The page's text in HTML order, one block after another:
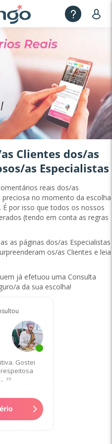
Clientes dos/as
as Especialistas
reais dos/as
no momento da escolha
É por isso que todos os nossos
(tendo em conta as regras
as páginas dos/as Especialistas
os/as Clientes e leia
já efetuou uma Consulta
a da sua escolha!
Gostei